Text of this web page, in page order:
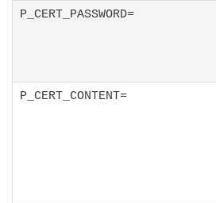
P_CERT_PASSWORD=
P_CERT_CONTENT=